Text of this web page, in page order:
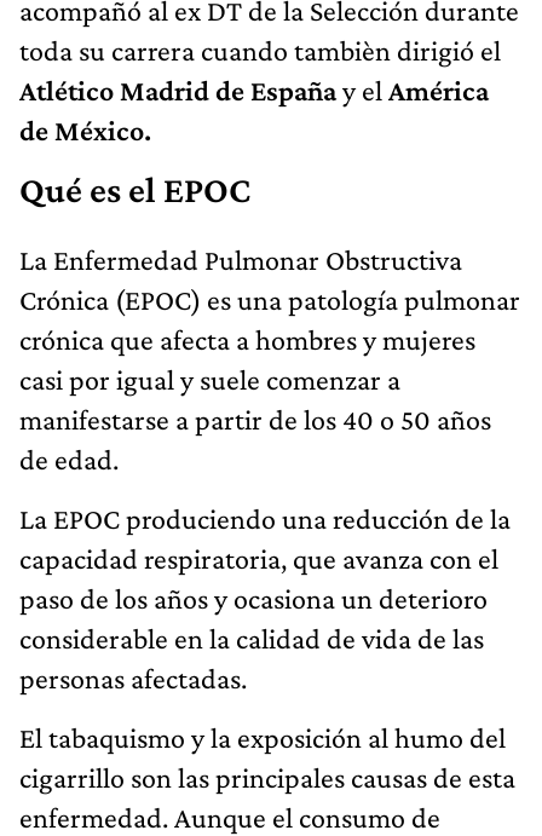
acompañó al ex DT de la Selección durante
toda su carrera cuando tambièn dirigió el
Atlético Madrid de Españay el América
de México.
Qué es el EPOC
La Enfermedad Pulmonar Obstructiva
Crónica (EPOC) es una patología pulmonar
crónica que afecta a hombres y mujeres
casi por igual y suele comenzar a
manifestarse a partir de los 40 o 50 años
de edad.
La EPOC produciendo una reducción de la
capacidad respiratoria, que avanza con el
paso de los años y ocasiona un deterioro
considerable en la calidad de vida de las
personas afectadas.
El tabaquismo y la exposición al humo del
cigarrillo son las principales causas de esta
enfermedad. Aunque el consumo de